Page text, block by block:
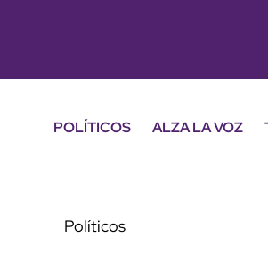
POLÍTICOS ALZA LA VOZ
Políticos